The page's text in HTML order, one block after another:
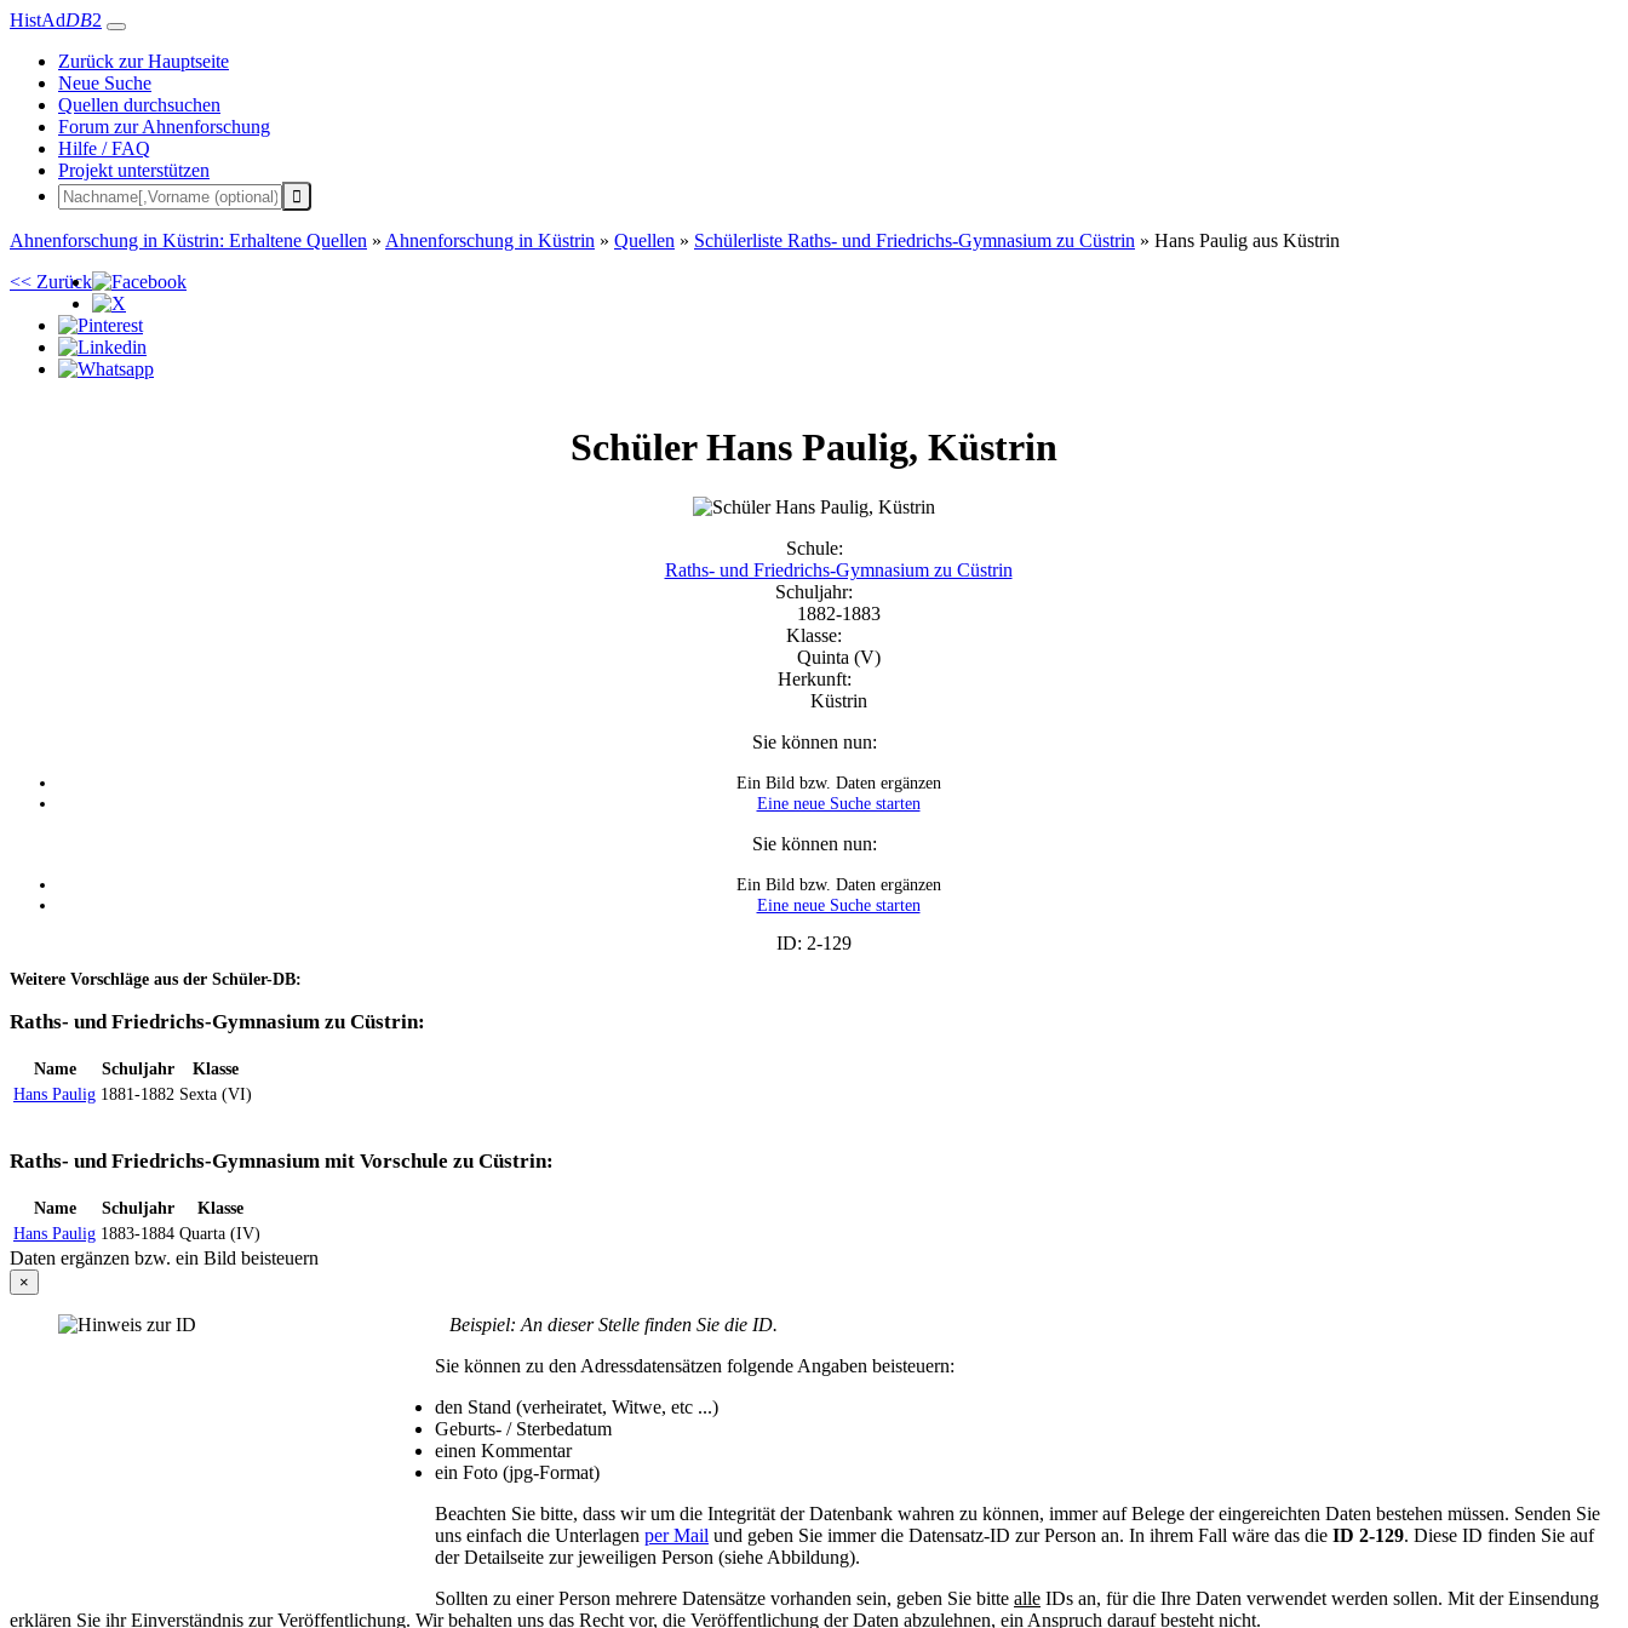
HistAdDB2
Zurück zur Hauptseite
Neue Suche
Quellen durchsuchen
Forum zur Ahnenforschung
Hilfe / FAQ
Projekt unterstützen
Ahnenforschung in Küstrin: Erhaltene Quellen » Ahnenforschung in Küstrin » Quellen » Schülerliste Raths- und Friedrichs-Gymnasium zu Cüstrin » Hans Paulig aus Küstrin
<< Zurück
SchülerHans Paulig, Küstrin
Schule:
Raths- und Friedrichs-Gymnasium zu Cüstrin
Schuljahr:
1882-1883
Klasse:
Quinta (V)
Herkunft:
Küstrin
Sie können nun:
Ein Bild bzw. Daten ergänzen
Eine neue Suche starten
Sie können nun:
Ein Bild bzw. Daten ergänzen
Eine neue Suche starten
ID: 2-129
Weitere Vorschläge aus der Schüler-DB:
Raths- und Friedrichs-Gymnasium zu Cüstrin:
Name Schuljahr
Klasse
Hans Paulig 1881-1882 Sexta (VI)
Raths- und Friedrichs-Gymnasium mit Vorschule zu Cüstrin:
Name Schuljahr
Klasse
Hans Paulig 1883-1884 Quarta (IV)
Daten ergänzen bzw. ein Bild beisteuern
×
Beispiel: An dieser Stelle finden Sie die ID.
Sie können zu den Adressdatensätzen folgende Angaben beisteuern:
den Stand (verheiratet, Witwe, etc ...)
Geburts- / Sterbedatum
einen Kommentar
ein Foto (jpg-Format)
Beachten Sie bitte, dass wir um die Integrität der Datenbank wahren zu können, immer auf Belege der eingereichten Daten bestehen müssen. Senden Sie
uns einfach die Unterlagen per Mail und geben Sie immer die Datensatz-ID zur Person an. In ihrem Fall wäre das die ID 2-129. Diese ID finden Sie auf
der Detailseite zur jeweiligen Person (siehe Abbildung).
Sollten zu einer Person mehrere Datensätze vorhanden sein, geben Sie bitte alle IDs an, für die Ihre Daten verwendet werden sollen. Mit der Einsendung
erklären Sie ihr Einverständnis zur Veröffentlichung. Wir behalten uns das Recht vor, die Veröffentlichung der Daten abzulehnen, ein Anspruch darauf besteht nicht.